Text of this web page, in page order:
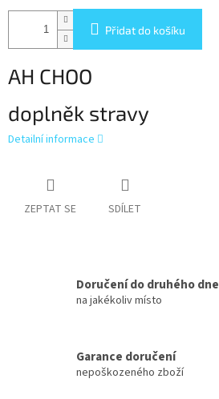
Přidat do košíku
AH CHOO
doplněk stravy
Detailní informace
ZEPTAT SE SDÍLET
Doručení do druhého dne
na jakékoliv místo
Garance doručení
nepoškozeného zboží